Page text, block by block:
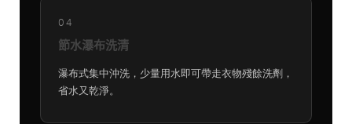
04
節水瀑布洗清
瀑布式集中沖洗，少量用水即可帶走衣物殘餘洗劑，
省水又乾淨。